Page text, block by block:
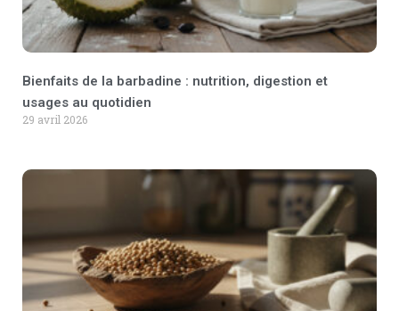
Bienfaits de la barbadine : nutrition, digestion et
usages au quotidien
29 avril 2026